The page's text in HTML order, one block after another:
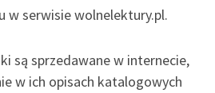
w serwisie wolnelektury.pl.
są sprzedawane w internecie,
w ich opisach katalogowych